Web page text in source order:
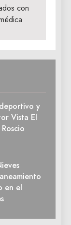
con
y
Vista El
en el